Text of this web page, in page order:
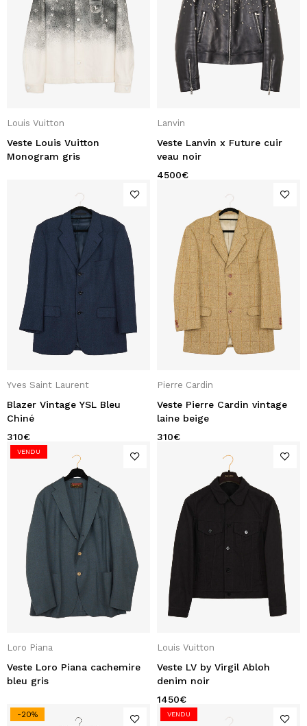
Louis Vuitton
Veste Louis Vuitton
Monogram gris
Lanvin
Veste Lanvin x Future cuir
veau noir
4500€
Yves Saint Laurent
Blazer Vintage YSL Bleu
Chiné
310€
Pierre Cardin
Veste Pierre Cardin vintage
laine beige
310€
VENDU
Loro Piana
Veste Loro Piana cachemire
bleu gris
Louis Vuitton
Veste LV by Virgil Abloh
denim noir
1450€
-20% VENDU